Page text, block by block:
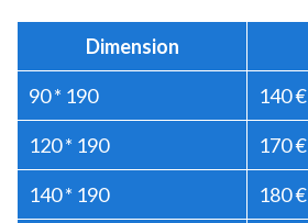
Dimension
90 * 190 140 €
120 * 190 170 €
140 * 190 180 €